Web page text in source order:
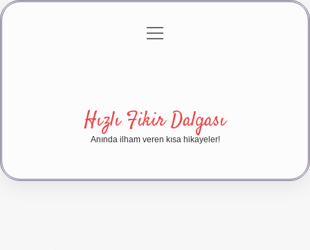
Gizlilik Politikası
menüyü
Hızlı Fikir Dalgası
Anında ilham veren kısa hikayeler!